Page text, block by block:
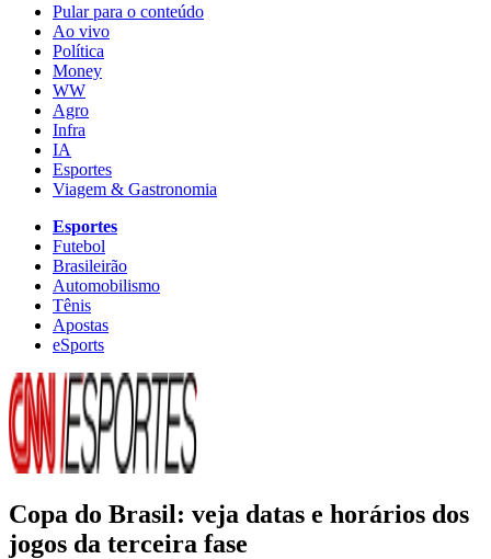
Pular para o conteúdo
Ao vivo
Política
Money
WW
Agro
Infra
IA
Esportes
Viagem & Gastronomia
Esportes
Futebol
Brasileirão
Automobilismo
Tênis
Apostas
eSports
Copa do Brasil: veja datas e horários dos
jogos da terceira fase